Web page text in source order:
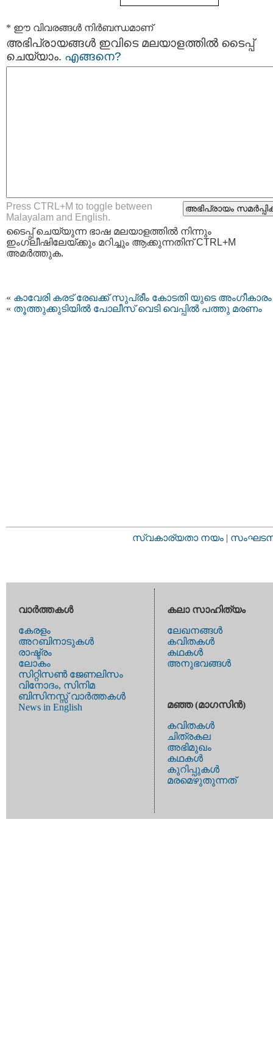
* ഈ വിവരങ്ങള്‍ നിര്‍ബന്ധമാണ്
അഭിപ്രായങ്ങള്‍ ഇവിടെ മലയാളത്തില്‍ ടൈപ്പ്
ചെയ്യാം. എങ്ങനെ?
Press CTRL+M to toggle between
Malayalam and English.
ടൈപ്പ്‌ ചെയ്യുന്ന ഭാഷ മലയാളത്തില്‍ നിന്നും
ഇംഗ്ലീഷിലേയ്ക്കും മറിച്ചും ആക്കുന്നതിന് CTRL+M
അമര്‍ത്തുക.
« കാവേ​രി ക​ര​ട്​ രേ​ഖ​ക്ക്​ സു​പ്രീം​ കോ​ട​തി ​യു​ടെ അം​ഗീ​കാ​രം
« തൂത്തുക്കുടിയില്‍ പോലീസ് വെടി വെപ്പില്‍ പത്തു മരണം
സ്വകാര്യതാ നയം |
വാര്‍ത്തകള്‍
കേരളം
അറബിനാടുകള്‍
രാഷ്ട്രം
ലോകം
സിറ്റിസണ്‍ ജേണലിസം
വിനോദം, സിനിമ
ബിസിനസ്സ് വാര്‍ത്തകള്‍
News in English
കലാ സാഹിത്യം
ലേഖനങ്ങള്‍
കവിതകള്‍
കഥകള്‍
അനുഭവങ്ങള്‍
മഞ്ഞ (മാഗസിന്‍)
കവിതകള്‍
ചിത്രകല
അഭിമുഖം
കഥകള്‍
കുറിപ്പുകള്‍
മരമെഴുതുന്നത്